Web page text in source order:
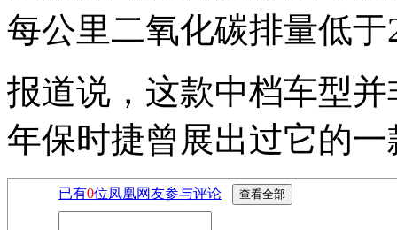
每公里二氧化碳排量低于
报道说，这款中档车型
年保时捷曾展出过它的
已有0位凤凰网友参与评论